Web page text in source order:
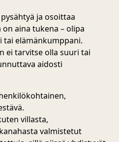
ja osoittaa
aina tukena – olipa
tai elämänkumppani.
ei tarvitse olla suuri tai
aidosti
villasta,
valmistetut